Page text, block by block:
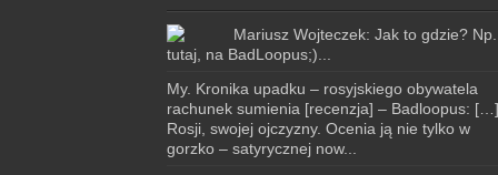
Mariusz Wojteczek: Jak to gdzie? Np.
tutaj, na BadLoopus;)...
My. Kronika upadku – rosyjskiego obywatela
rachunek sumienia [recenzja] – Badloopus: […]
Rosji, swojej ojczyzny. Ocenia ją nie tylko w
gorzko – satyrycznej now...